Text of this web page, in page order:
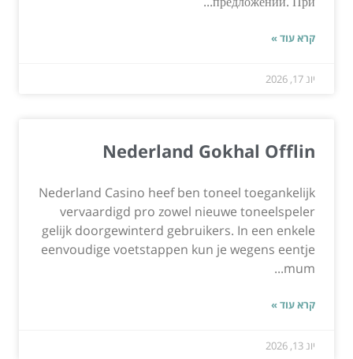
קרא עוד »
יונ 17, 2026
Nederland Gokhal Offlin
Nederland Casino heef ben toneel toegankelijk
vervaardigd pro zowel nieuwe toneelspeler
gelijk doorgewinterd gebruikers. In een enkele
eenvoudige voetstappen kun je wegens eentje
mum...
קרא עוד »
יונ 13, 2026